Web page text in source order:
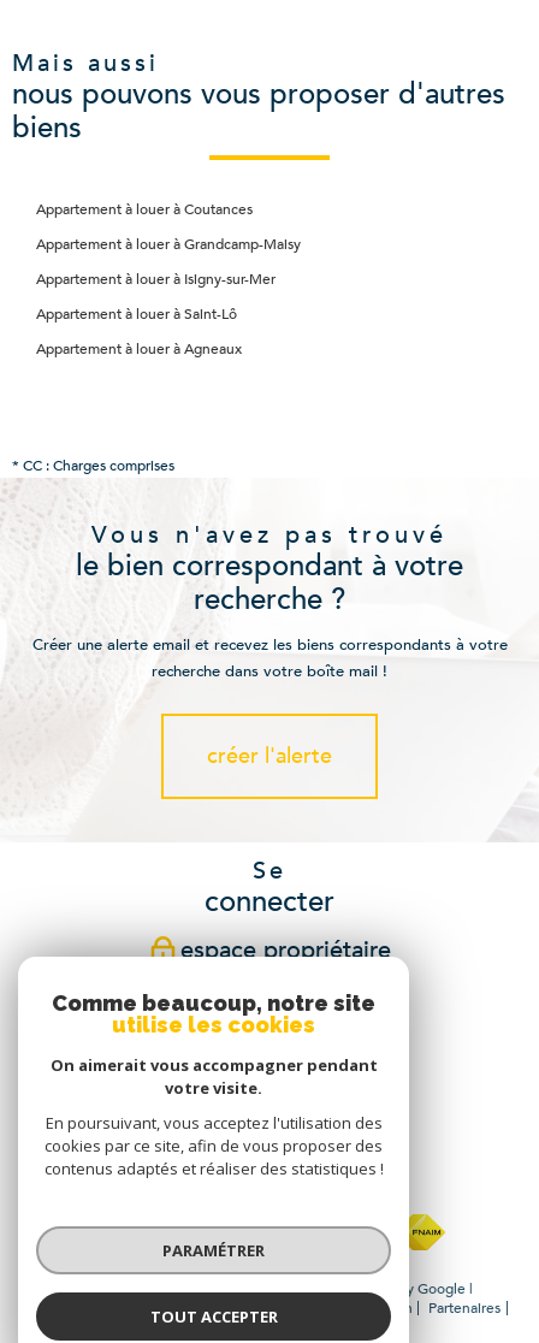
Mais aussi
nous pouvons vous proposer d'autres
biens
Appartement à louer à Coutances
Appartement à louer à Grandcamp-Maisy
Appartement à louer à Isigny-sur-Mer
Appartement à louer à Saint-Lô
Appartement à louer à Agneaux
* CC : Charges comprises
Vous n'avez pas trouvé
le bien correspondant à votre
recherche ?
Créer une alerte email et recevez les biens correspondants à votre
recherche dans votre boîte mail !
créer l'alerte
Se
connecter
espace propriétaire
Nous
suivre
Nous
adhérons
© 2026 | Tous droits réservés | Traduction powered by Google |
Plan du site
Mentions légales Nos honoraires Admin
Partenaires
Politique RGPD
Comme beaucoup, notre site
utilise les cookies
On aimerait vous accompagner pendant
votre visite.
En poursuivant, vous acceptez l'utilisation des
cookies par ce site, afin de vous proposer des
contenus adaptés et réaliser des statistiques !
PARAMÉTRER
TOUT ACCEPTER